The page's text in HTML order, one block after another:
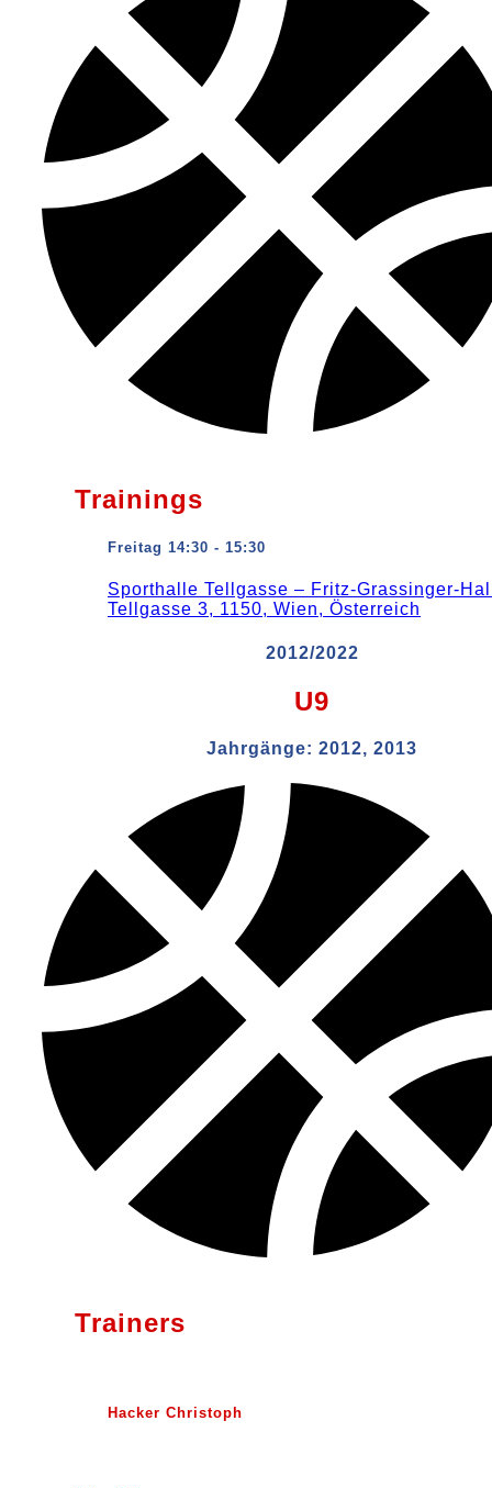
Trainings
Freitag 14:30 - 15:30
Sporthalle Tellgasse – Fritz-Grassinger-
Tellgasse 3, 1150, Wien, Österreich
2012/2022
U9
Jahrgänge: 2012, 2013
Trainers
Hacker Christoph